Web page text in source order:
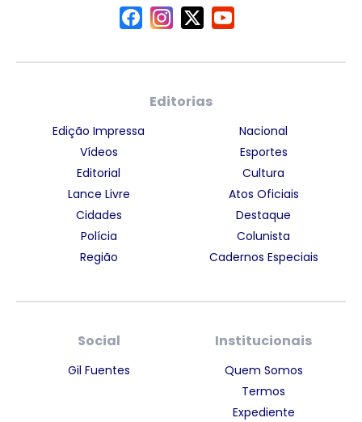
Editorias
Edição Impressa
Vídeos
Editorial
Lance Livre
Cidades
Polícia
Região
Nacional
Esportes
Cultura
Atos Oficiais
Destaque
Colunista
Cadernos Especiais
Social
Gil Fuentes
Institucionais
Quem Somos
Termos
Expediente